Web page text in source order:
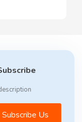
Subscribe Us